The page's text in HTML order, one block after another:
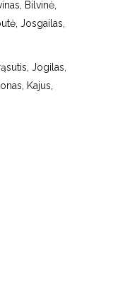
Bilvinė,
Josgailas,
Jogilas,
Kajus,